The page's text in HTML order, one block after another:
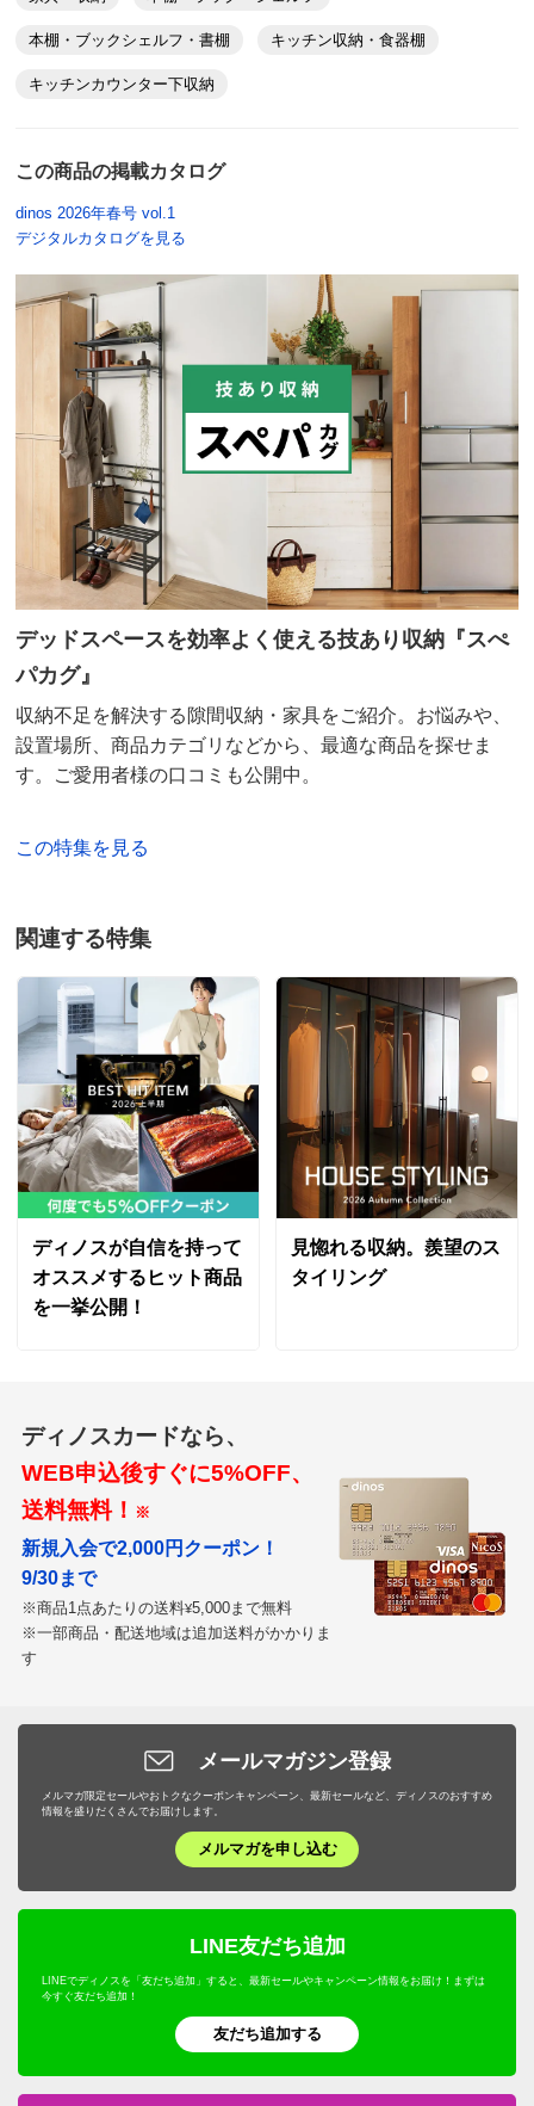
本棚・ブックシェルフ・書棚 キッチン収納・食器棚
キッチンカウンター下収納
この商品の掲載カタログ
dinos 2026年春号 vol.1
デジタルカタログを見る
デッドスペースを効率よく使える技あり収納『スぺ
パカグ』
収納不足を解決する隙間収納・家具をご紹介。お悩みや、
設置場所、商品カテゴリなどから、最適な商品を探せま
す。ご愛用者様の口コミも公開中。
この特集を見る
関連する特集
ディノスが自信を持って
オススメするヒット商品
を一挙公開！
見惚れる収納。羨望のス
タイリング
ディノスカードなら、
WEB申込後すぐに5%OFF、
送料無料！ ※
新規入会で2,000円クーポン！
9/30まで
※商品1点あたりの送料¥5,000まで無料
※一部商品・配送地域は追加送料がかかりま
す
メールマガジン登録
メルマガ限定セールやおトクなクーポンキャンペーン、最新セールなど、ディノスのおすすめ
情報を盛りだくさんでお届けします。
メルマガを申し込む
LINE友だち追加
LINEでディノスを「友だち追加」すると、最新セールやキャンペーン情報をお届け！まずは
今すぐ友だち追加！
友だち追加する